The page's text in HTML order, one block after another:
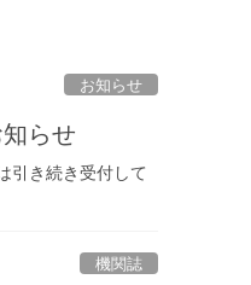
お知らせ
らせ
引き続き受付して
機関誌